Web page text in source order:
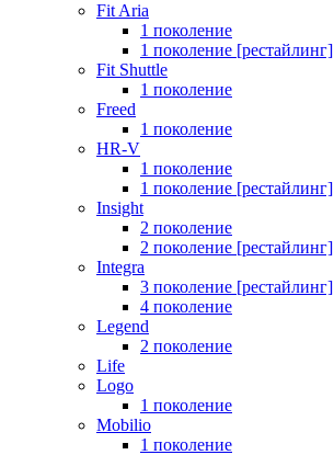
Fit Aria
1 поколение
1 поколение [рестайлинг]
Fit Shuttle
1 поколение
Freed
1 поколение
HR-V
1 поколение
1 поколение [рестайлинг]
Insight
2 поколение
2 поколение [рестайлинг]
Integra
3 поколение [рестайлинг]
4 поколение
Legend
2 поколение
Life
Logo
1 поколение
Mobilio
1 поколение